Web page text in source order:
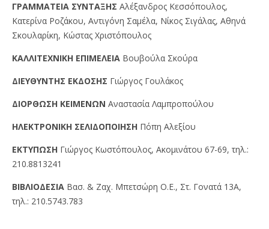
ΓPAMMATEIA ΣYNTAΞHΣ Αλέξανδρος Κεσσόπουλος,
Κατερίνα Ροζάκου, Αντιγόνη Σαμέλα, Νίκος Σιγάλας, Αθηνά
Σκουλαρίκη, Κώστας Χριστόπουλος
KAΛΛITEXNIKH EΠIMEΛEIA Βουβούλα Σκούρα
ΔIEYΘYNTHΣ EKΔOΣHΣ Γιώργος Γουλάκος
ΔIOPΘΩΣH KEIMENΩN Αναστασία Λαμπροπούλου
HΛEKTPONIKH ΣEΛIΔOΠOIHΣH Πόπη Αλεξίου
EKTYΠΩΣH Γιώργος Kωστόπουλος, Aκομινάτου 67-69, τηλ.:
210.8813241
BIBΛIOΔEΣIA Βασ. & Ζαχ. Μπετσώρη O.Ε., Στ. Γονατά 13A,
τηλ.: 210.5743.783